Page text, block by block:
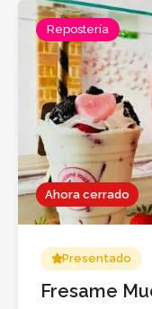
Ahora cerrado
Repostería
Presentado
Fresame